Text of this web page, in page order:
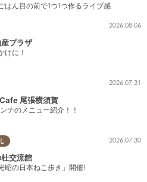
はん目の前で1つ1つ作るライブ感
2026.08.06
プラザ
けに！
2026.07.31
尾張横須賀
チのメニュー紹介！！
2026.07.30
交流館
昭の日本ねこ歩き」開催!